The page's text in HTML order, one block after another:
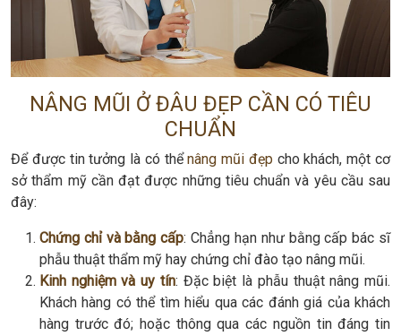
NÂNG MŨI Ở ĐÂU ĐẸP CẦN CÓ TIÊU
CHUẨN
Để được tin tưởng là có thểnâng mũi đẹp cho khách, một cơ
sở thẩm mỹ cần đạt được những tiêu chuẩn và yêu cầu sau
đây:
Chứng chỉ và bằng cấp: Chẳng hạn như bằng cấp bác sĩ
phẫu thuật thẩm mỹ hay chứng chỉ đào tạo nâng mũi.
Kinh nghiệm và uy tín: Đặc biệt là phẫu thuật nâng mũi.
Khách hàng có thể tìm hiểu qua các đánh giá của khách
hàng trước đó; hoặc thông qua các nguồn tin đáng tin